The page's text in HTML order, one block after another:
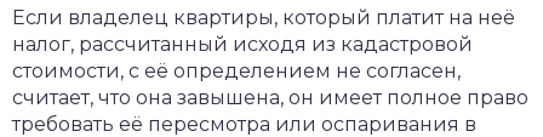
Если владелец квартиры, который платит на неё
налог, рассчитанный исходя из кадастровой
стоимости, с её определением не согласен,
считает, что она завышена, он имеет полное право
требовать её пересмотра или оспаривания в